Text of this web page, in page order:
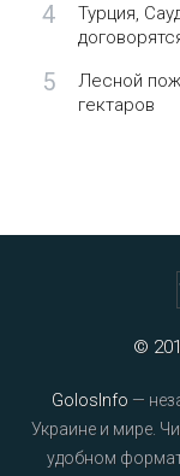
4
Турция,
5
Лесной
гектаров
©
GolosInfo —
Украине и мире.
удобном